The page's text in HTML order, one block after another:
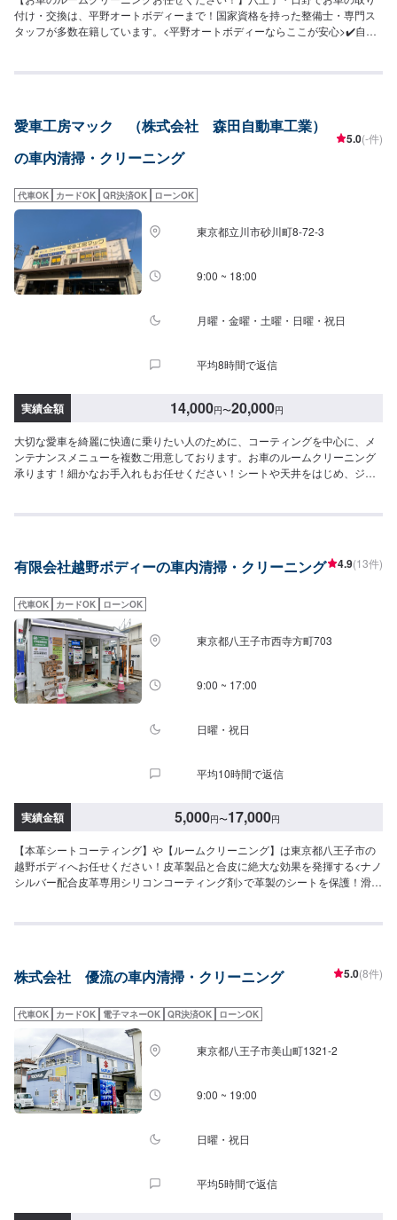
付け・交換は、平野オートボディーまで！国家資格を持った整備士・専門ス
タッフが多数在籍しています。<平野オートボディーならここが安心>✔️自動
(5)完了・納車<代車について>無料の代車をご用意しています。お車の作業中
>通常：即日〜1日<営業時間>9:30~18:00
愛車工房マック （株式会社 森田自動車工業）
の車内清掃・クリーニング
5.0(-件)
代車OK カードOK QR決済OK ローンOK
東京都立川市砂川町8-72-3
9:00 ~ 18:00
月曜・金曜・土曜・日曜・祝日
平均8時間で返信
実績金額 14,000円〜20,000円
大切な愛車を綺麗に快適に乗りたい人のために、コーティングを中心に、メ
ンテナンスメニューを複数ご用意しております。お車のルームクリーニング
承ります！細かなお手入れもお任せください！シートや天井をはじめ、ジュ
て行うのがおすすめです。<料金>軽：14,000円～乗用車：17,000円～【作業
【5】整備代金のお支払い【6】出庫（ご納車、またはご来店）<代車につい
の燃料代はお客様にご負担いただいております。※状況により貸し出しできか
ねる場合もございます。<定休日・営業時間>【平日】8:30～19:00【土曜】
8:30～18:00【日曜（受付のみ可）】9:00～18:00祝日定休
有限会社越野ボディーの車内清掃・クリーニング 4.9(13件)
代車OK カードOK ローンOK
東京都八王子市西寺方町703
9:00 ~ 17:00
日曜・祝日
平均10時間で返信
実績金額 5,000円〜17,000円
【本革シートコーティング】や【ルームクリーニング】は東京都八王子市の
越野ボディへお任せください！皮革製品と合皮に絶大な効果を発揮する<ナノ
シルバー配合皮革専用シリコンコーティング剤>で革製のシートを保護！滑ら
★【定休日・営業時間】定休日：日曜日、祝日営業時間：9:00~18:00【1】
を使った修理や、無料代車手配などお客様のニーズに応えるお見積もりを実
により貸し出し出来かねる場合もございます。【ご注意】入庫の際はお気を
つけてお越しください。駐車スペースは事務所前の空いているスペースに駐
車してください。受付はスタッフへ「メンテモで予約しました」とお伝えく
ださい。ご案内いたします。
株式会社 優流の車内清掃・クリーニング 5.0(8件)
代車OK カードOK 電子マネーOK QR決済OK ローンOK
東京都八王子市美山町1321-2
9:00 ~ 19:00
日曜・祝日
平均5時間で返信